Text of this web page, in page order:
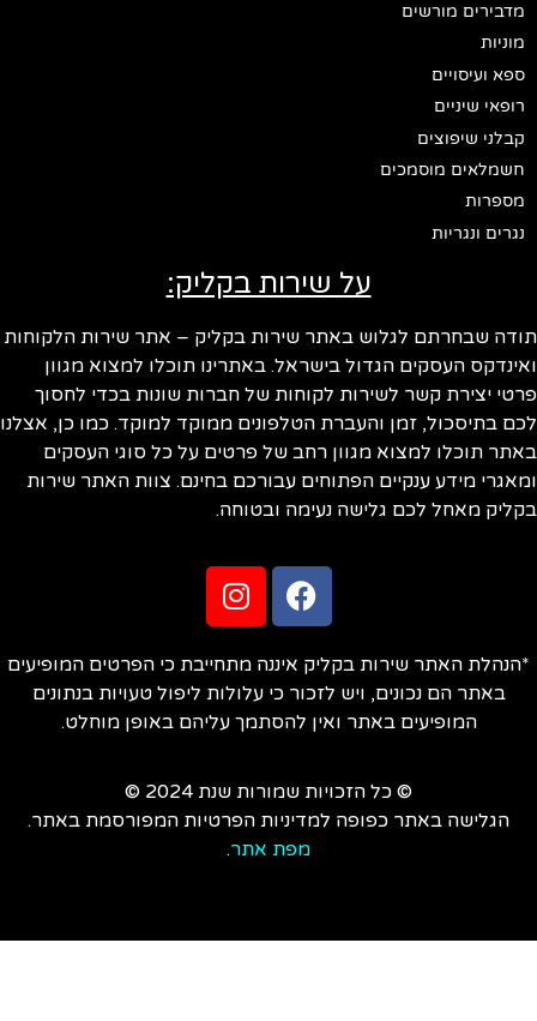
מדבירים מורשים
מוניות
ספא ועיסויים
רופאי שיניים
קבלני שיפוצים
חשמלאים מוסמכים
מספרות
נגרים ונגריות
על שירות בקליק:
שבחרתם לגלוש באתר שירות בקליק – אתר שירות הלקוחות
העסקים הגדול בישראל. באתרינו תוכלו למצוא מגוון
יצירת קשר לשירות לקוחות של חברות שונות בכדי לחסוך
בתיסכול, זמן והעברת הטלפונים ממוקד למוקד. כמו כן, אצלנו
תוכלו למצוא מגוון רחב של פרטים על כל סוגי העסקים
מידע ענקיים הפתוחים עבורכם בחינם. צוות האתר שירות
מאחל לכם גלישה נעימה ובטוחה.
האתר שירות בקליק איננה מתחייבת כי הפרטים המופיעים
באתר הם נכונים, ויש לזכור כי עלולות ליפול טעויות בנתונים
המופיעים באתר ואין להסתמך עליהם באופן מוחלט.
© כל הזכויות שמורות שנת 2024 ©
הגלישה באתר כפופה למדיניות הפרטיות המפורסמת באתר.
מפת אתר.